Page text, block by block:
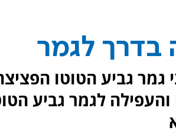
בדרך לגמר
גביע הטוטו
לגמר גביע